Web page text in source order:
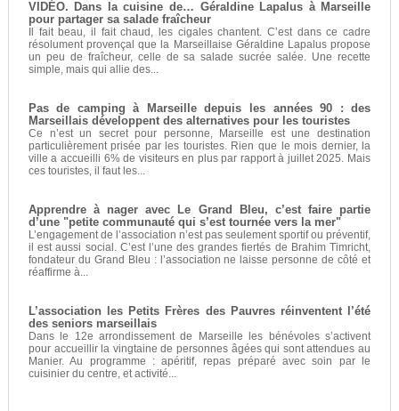
VIDÉO. Dans la cuisine de… Géraldine Lapalus à Marseille
pour partager sa salade fraîcheur
Il fait beau, il fait chaud, les cigales chantent. C’est dans ce cadre
résolument provençal que la Marseillaise Géraldine Lapalus propose
un peu de fraîcheur, celle de sa salade sucrée salée. Une recette
simple, mais qui allie des...
Pas de camping à Marseille depuis les années 90 : des
Marseillais développent des alternatives pour les touristes
Ce n’est un secret pour personne, Marseille est une destination
particulièrement prisée par les touristes. Rien que le mois dernier, la
ville a accueilli 6% de visiteurs en plus par rapport à juillet 2025. Mais
ces touristes, il faut les...
Apprendre à nager avec Le Grand Bleu, c’est faire partie
d’une "petite communauté qui s’est tournée vers la mer"
L’engagement de l’association n’est pas seulement sportif ou préventif,
il est aussi social. C’est l’une des grandes fiertés de Brahim Timricht,
fondateur du Grand Bleu : l’association ne laisse personne de côté et
réaffirme à...
L’association les Petits Frères des Pauvres réinventent l’été
des seniors marseillais
Dans le 12e arrondissement de Marseille les bénévoles s’activent
pour accueillir la vingtaine de personnes âgées qui sont attendues au
Manier. Au programme : apéritif, repas préparé avec soin par le
cuisinier du centre, et activité...